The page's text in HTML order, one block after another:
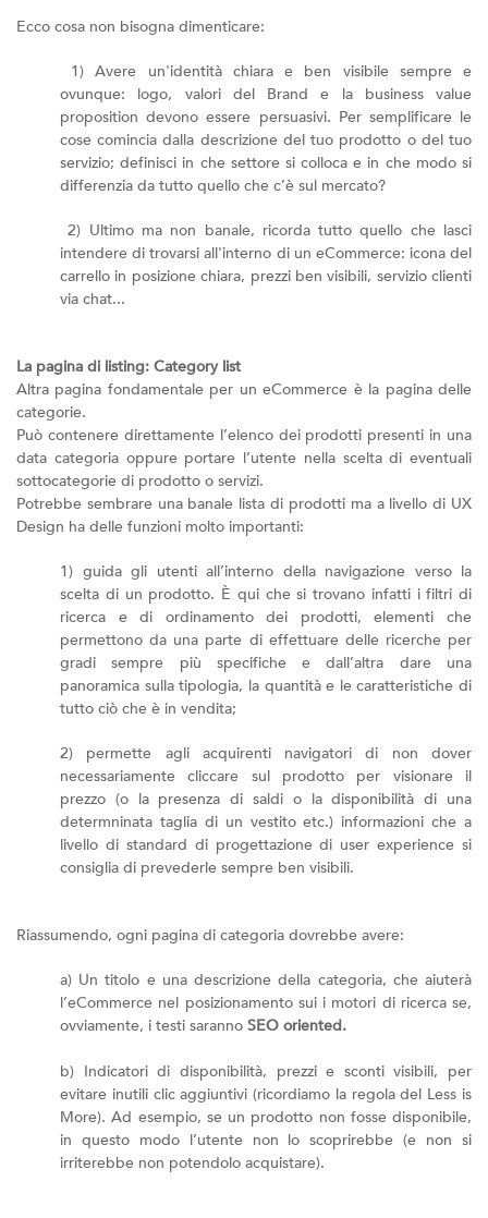
Ecco cosa non bisogna dimenticare:
1) Avere un'identità chiara e ben visibile sempre e
ovunque: logo, valori del Brand e la business value
proposition devono essere persuasivi. Per semplificare le
cose comincia dalla descrizione del tuo prodotto o del tuo
servizio; definisci in che settore si colloca e in che modo si
differenzia da tutto quello che c’è sul mercato?
2) Ultimo ma non banale, ricorda tutto quello che lasci
intendere di trovarsi all'interno di un eCommerce: icona del
carrello in posizione chiara, prezzi ben visibili, servizio clienti
via chat...
La pagina di listing: Category list
Altra pagina fondamentale per un eCommerce è la pagina delle
categorie.
Può contenere direttamente l’elenco dei prodotti presenti in una
data categoria oppure portare l’utente nella scelta di eventuali
sottocategorie di prodotto o servizi.
Potrebbe sembrare una banale lista di prodotti ma a livello di UX
Design ha delle funzioni molto importanti:
1) guida gli utenti all’interno della navigazione verso la
scelta di un prodotto. È qui che si trovano infatti i filtri di
ricerca e di ordinamento dei prodotti, elementi che
permettono da una parte di effettuare delle ricerche per
gradi sempre più specifiche e dall’altra dare una
panoramica sulla tipologia, la quantità e le caratteristiche di
tutto ciò che è in vendita;
2) permette agli acquirenti navigatori di non dover
necessariamente cliccare sul prodotto per visionare il
prezzo (o la presenza di saldi o la disponibilità di una
determninata taglia di un vestito etc.) informazioni che a
livello di standard di progettazione di user experience si
consiglia di prevederle sempre ben visibili.
Riassumendo, ogni pagina di categoria dovrebbe avere:
a) Un titolo e una descrizione della categoria, che aiuterà
l’eCommerce nel posizionamento sui i motori di ricerca se,
ovviamente, i testi saranno SEO oriented.
b) Indicatori di disponibilità, prezzi e sconti visibili, per
evitare inutili clic aggiuntivi (ricordiamo la regola del Less is
More). Ad esempio, se un prodotto non fosse disponibile,
in questo modo l’utente non lo scoprirebbe (e non si
irriterebbe non potendolo acquistare).